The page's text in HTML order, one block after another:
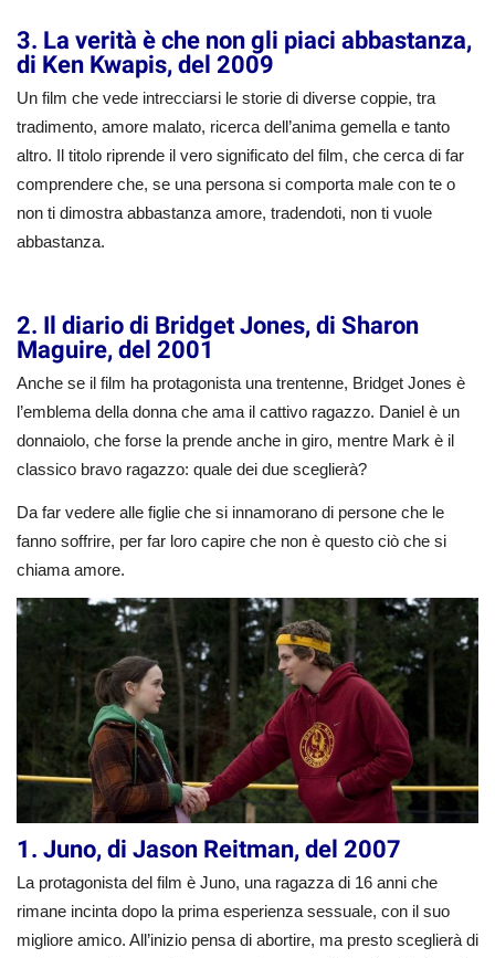
3. La verità è che non gli piaci abbastanza,
di Ken Kwapis, del 2009
Un film che vede intrecciarsi le storie di diverse coppie, tra
tradimento, amore malato, ricerca dell’anima gemella e tanto
altro. Il titolo riprende il vero significato del film, che cerca di far
comprendere che, se una persona si comporta male con te o
non ti dimostra abbastanza amore, tradendoti, non ti vuole
abbastanza.
2. Il diario di Bridget Jones, di Sharon
Maguire, del 2001
Anche se il film ha protagonista una trentenne, Bridget Jones è
l’emblema della donna che ama il cattivo ragazzo. Daniel è un
donnaiolo, che forse la prende anche in giro, mentre Mark è il
classico bravo ragazzo: quale dei due sceglierà?
Da far vedere alle figlie che si innamorano di persone che le
fanno soffrire, per far loro capire che non è questo ciò che si
chiama amore.
1. Juno, di Jason Reitman, del 2007
La protagonista del film è Juno, una ragazza di 16 anni che
rimane incinta dopo la prima esperienza sessuale, con il suo
migliore amico. All’inizio pensa di abortire, ma presto sceglierà di